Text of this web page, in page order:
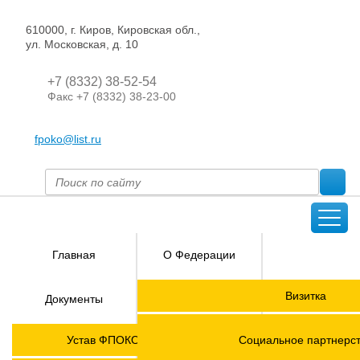
610000, г. Киров, Кировская обл.,
ул. Московская, д. 10
+7 (8332) 38-52-54
Факс +7 (8332) 38-23-00
fpoko@list.ru
Главная О Федерации
Визитка
Документы
Устав ФПОКО с изменениями от 2026 года
Социальное
Членские